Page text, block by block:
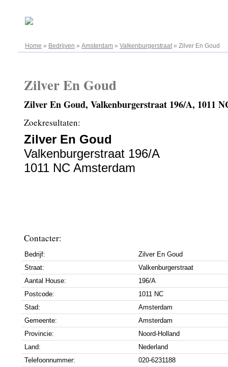
Home » Bedrijven » Amsterdam » Valkenburgerstraat» Zilver En Goud
Zilver En Goud
Zilver En Goud, Valkenburgerstraat 196/A, 1011
Zoekresultaten:
Zilver En Goud
Valkenburgerstraat 196/A
1011 NC Amsterdam
Contacter:
Bedrijf:
Zilver En Goud
Straat:
Valkenburgerstraat
Aantal House:
196/A
Postcode:
1011 NC
Stad:
Amsterdam
Gemeente:
Amsterdam
Provincie:
Noord-Holland
Land:
Nederland
Telefoonnummer:
020-6231188